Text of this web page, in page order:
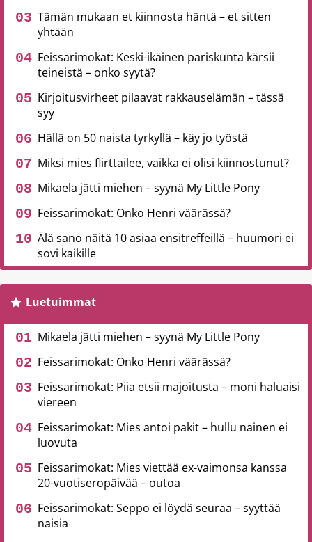
Tämän mukaan et kiinnosta häntä – et sitten
yhtään
Feissarimokat: Keski-ikäinen pariskunta kärsii
teineistä – onko syytä?
Kirjoitusvirheet pilaavat rakkauselämän – tässä
syy
Hällä on 50 naista tyrkyllä – käy jo työstä
Miksi mies flirttailee, vaikka ei olisi kiinnostunut?
Mikaela jätti miehen – syynä My Little Pony
Feissarimokat: Onko Henri väärässä?
Älä sano näitä 10 asiaa ensitreffeillä – huumori ei
sovi kaikille
Luetuimmat
Mikaela jätti miehen – syynä My Little Pony
Feissarimokat: Onko Henri väärässä?
Feissarimokat: Piia etsii majoitusta – moni haluaisi
viereen
Feissarimokat: Mies antoi pakit – hullu nainen ei
luovuta
Feissarimokat: Mies viettää ex-vaimonsa kanssa
20-vuotiseropäivää – outoa
Feissarimokat: Seppo ei löydä seuraa – syyttää
naisia